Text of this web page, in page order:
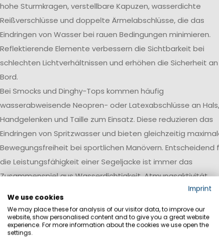
hohe Sturmkragen, verstellbare Kapuzen, wasserdichte
Reißverschlüsse und doppelte Ärmelabschlüsse, die das
Eindringen von Wasser bei rauen Bedingungen minimieren.
Reflektierende Elemente verbessern die Sichtbarkeit bei
schlechten Lichtverhältnissen und erhöhen die Sicherheit an
Bord.
Bei Smocks und Dinghy-Tops kommen häufig
wasserabweisende Neopren- oder Latexabschlüsse an Hals,
Handgelenken und Taille zum Einsatz. Diese reduzieren das
Eindringen von Spritzwasser und bieten gleichzeitig
Bewegungsfreiheit bei sportlichen Manövern. Entscheidend
die Leistungsfähigkeit einer Segeljacke ist immer das
Zusammenspiel aus Wasserdichtigkeit, Atmungsaktivität,
Robustheit und einer auf den jeweiligen Einsatzbereich
abgestimmten Ausstattung.
Wasserdichtigkeit
Imprint
We use cookies
We may place these for analysis of our visitor data, to improve our
website, show personalised content and to give you a great website
experience. For more information about the cookies we use open the
settings.